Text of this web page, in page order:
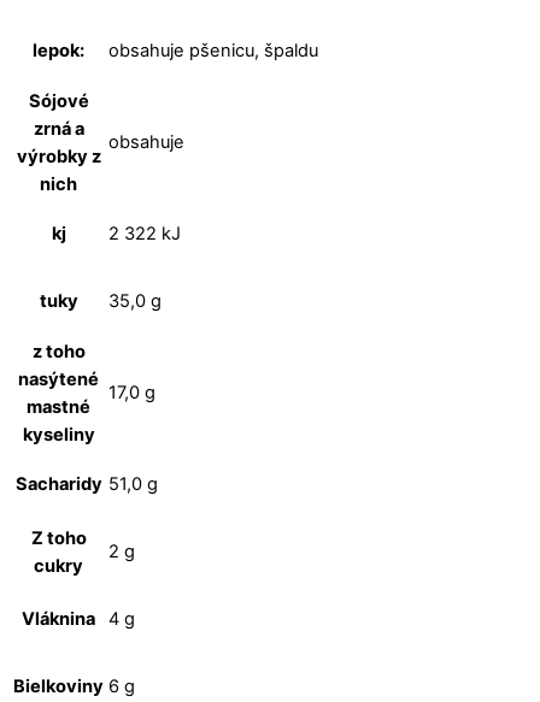
lepok: obsahuje pšenicu, špaldu
Sójové
zrná a
výrobky z
nich
obsahuje
kj 2 322 kJ
tuky 35,0 g
z toho
nasýtené
mastné
kyseliny
17,0 g
Sacharidy 51,0 g
Z toho
cukry
2 g
Vláknina 4 g
Bielkoviny 6 g